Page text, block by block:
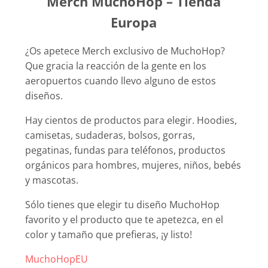
Europa
¿Os apetece Merch exclusivo de MuchoHop?
Que gracia la reacción de la gente en los
aeropuertos cuando llevo alguno de estos
diseños.
Hay cientos de productos para elegir. Hoodies,
camisetas, sudaderas, bolsos, gorras,
pegatinas, fundas para teléfonos, productos
orgánicos para hombres, mujeres, niños, bebés
y mascotas.
Sólo tienes que elegir tu diseño MuchoHop
favorito y el producto que te apetezca, en el
color y tamaño que prefieras, ¡y listo!
MuchoHopEU